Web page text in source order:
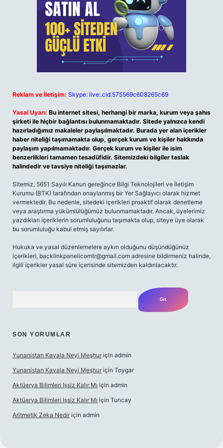
Reklam ve İletişim: Skype: live:.cid.575569c608265c69
Yasal Uyarı: Bu internet sitesi, herhangi bir marka, kurum veya şahıs
şirketi ile hiçbir bağlantısı bulunmamaktadır. Sitede yalnızca kendi
hazırladığımız makaleler paylaşılmaktadır. Burada yer alan içerikler
haber niteliği taşımamakta olup, gerçek kurum ve kişiler hakkında
paylaşım yapılmamaktadır. Gerçek kurum ve kişiler ile isim
benzerlikleri tamamen tesadüfidir. Sitemizdeki bilgiler taslak
halindedir ve tavsiye niteliği taşımazlar.
Sitemiz, 5651 Sayılı Kanun gereğince Bilgi Teknolojileri ve İletişim
Kurumu (BTK) tarafından onaylanmış bir Yer Sağlayıcı olarak hizmet
vermektedir. Bu nedenle, sitedeki içerikleri proaktif olarak denetleme
veya araştırma yükümlülüğümüz bulunmamaktadır. Ancak, üyelerimiz
yazdıkları içeriklerin sorumluluğunu taşımakta olup, siteye üye olarak
bu sorumluluğu kabul etmiş sayılırlar.
Hukuka ve yasal düzenlemelere aykırı olduğunu düşündüğünüz
içerikleri, backlinkpanelicomtr@gmail.com adresine bildirmeniz halinde,
ilgili içerikler yasal süre içerisinde sitemizden kaldırılacaktır.
SON YORUMLAR
Yunanistan Kavala Neyi Meşhur için admin
Yunanistan Kavala Neyi Meşhur için Toygar
Aktüerya Bilimleri Işsiz Kalır Mı için admin
Aktüerya Bilimleri Işsiz Kalır Mı için Tuncay
Aritmetik Zeka Nedir için admin